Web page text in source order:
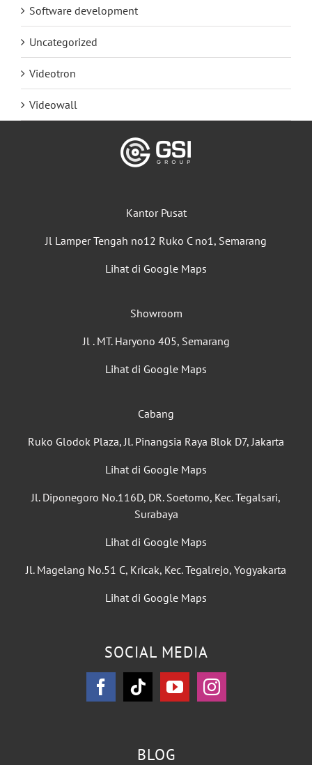
Software development
Uncategorized
Videotron
Videowall
Kantor Pusat
Jl Lamper Tengah no12 Ruko C no1, Semarang
Lihat di Google Maps
Showroom
Jl . MT. Haryono 405, Semarang
Lihat di Google Maps
Cabang
Ruko Glodok Plaza, Jl. Pinangsia Raya Blok D7, Jakarta
Lihat di Google Maps
Jl. Diponegoro No.116D, DR. Soetomo, Kec. Tegalsari,
Surabaya
Lihat di Google Maps
Jl. Magelang No.51 C, Kricak, Kec. Tegalrejo, Yogyakarta
Lihat di Google Maps
SOCIAL MEDIA
BLOG